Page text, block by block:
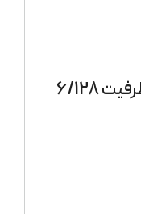
گوشی تکنو Spark 30C با ظرفیت 6/128